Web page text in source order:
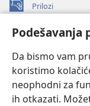
Podešavanja
Da bismo vam
koristimo
neophodni za
ih otkazati.
Prilozi
(otvara
prozor)ONLAJN
novi
prozor)JW Hub®
(otvara
novi
prozor)
®